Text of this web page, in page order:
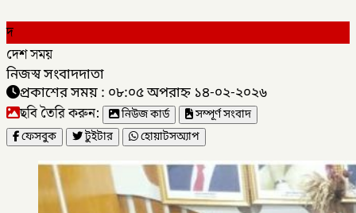
দ
দেশ সময়
নিজস্ব সংবাদদাতা
প্রকাশের সময় : ০৮:০৫ অপরাহ্ন ১৪-০২-২০২৬
ছবি তৈরি করুন: নিউজ কার্ড
সম্পূর্ণ সংবাদ
ফেসবুক
টুইটার হোয়াটসঅ্যাপ